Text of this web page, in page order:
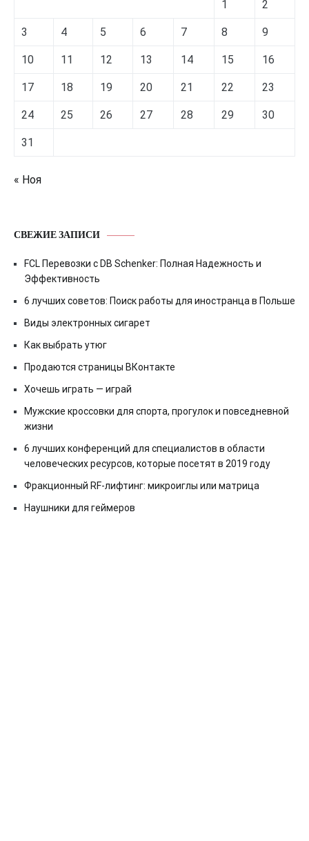
1 2
3 4 5 6 7 8 9
10 11 12 13 14 15 16
17 18 19 20 21 22 23
24 25 26 27 28 29 30
31
« Ноя
СВЕЖИЕ ЗАПИСИ
FCL Перевозки с DB Schenker: Полная Надежность и
Эффективность
6 лучших советов: Поиск работы для иностранца в Польше
Виды электронных сигарет
Как выбрать утюг
Продаются страницы ВКонтакте
Хочешь играть — играй
Мужские кроссовки для спорта, прогулок и повседневной
жизни
6 лучших конференций для специалистов в области
человеческих ресурсов, которые посетят в 2019 году
Фракционный RF-лифтинг: микроиглы или матрица
Наушники для геймеров